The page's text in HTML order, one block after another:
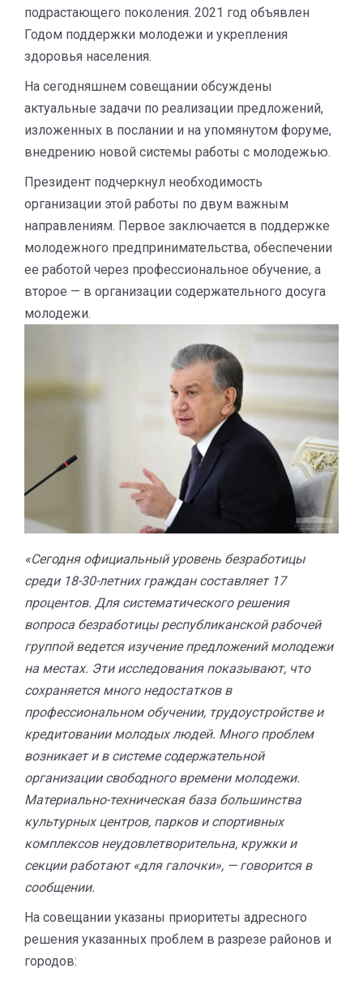
подрастающего поколения. 2021 год объявлен
Годом поддержки молодежи и укрепления
здоровья населения.
На сегодняшнем совещании обсуждены
актуальные задачи по реализации предложений,
изложенных в послании и на упомянутом форуме,
внедрению новой системы работы с молодежью.
Президент подчеркнул необходимость
организации этой работы по двум важным
направлениям. Первое заключается в поддержке
молодежного предпринимательства, обеспечении
ее работой через профессиональное обучение, а
второе — в организации содержательного досуга
молодежи.
«Сегодня официальный уровень безработицы
среди 18-30-летних граждан составляет 17
процентов. Для систематического решения
вопроса безработицы республиканской рабочей
группой ведется изучение предложений молодежи
на местах. Эти исследования показывают, что
сохраняется много недостатков в
профессиональном обучении, трудоустройстве и
кредитовании молодых людей. Много проблем
возникает и в системе содержательной
организации свободного времени молодежи.
Материально-техническая база большинства
культурных центров, парков и спортивных
комплексов неудовлетворительна, кружки и
секции работают «для галочки», — говорится в
сообщении.
На совещании указаны приоритеты адресного
решения указанных проблем в разрезе районов и
городов: